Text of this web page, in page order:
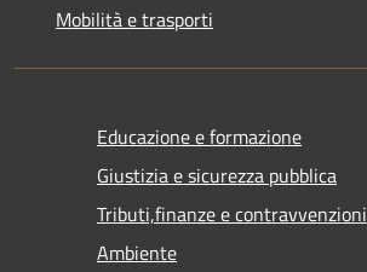
Mobilità e trasporti
Educazione e formazione
Giustizia e sicurezza pubblica
Tributi,finanze e contravvenzioni
Ambiente